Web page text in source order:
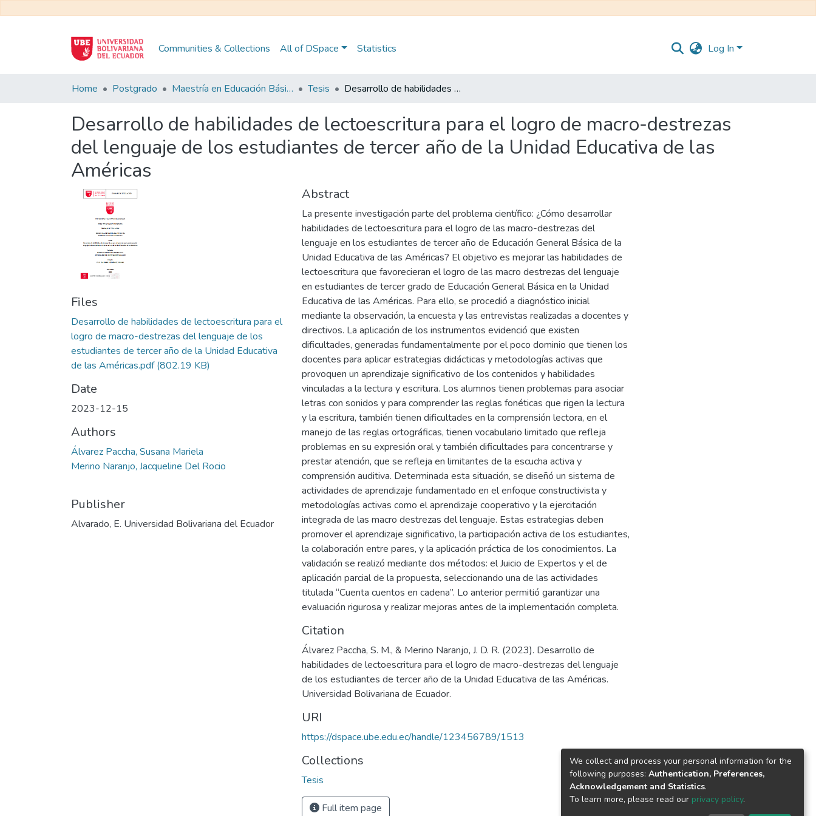
Communities & Collections All of DSpace Statistics Log In
Home Postgrado Maestría en Educación Básica Tesis Desarrollo de habilidades de lectoescritura para el logro de macro-destrezas del lenguaje de los estudiantes de tercer año de la Unidad Educativa de las Américas
Desarrollo de habilidades de lectoescritura para el logro de macro-destrezas
del lenguaje de los estudiantes de tercer año de la Unidad Educativa de las
Américas
Files
Desarrollo de habilidades de lectoescritura para el
logro de macro-destrezas del lenguaje de los
estudiantes de tercer año de la Unidad Educativa
de las Américas.pdf(802.19 KB)
Date
2023-12-15
Authors
Álvarez Paccha, Susana Mariela
Merino Naranjo, Jacqueline Del Rocio
Publisher
Alvarado, E. Universidad Bolivariana del Ecuador
Abstract
La presente investigación parte del problema científico: ¿Cómo desarrollar
habilidades de lectoescritura para el logro de las macro-destrezas del
lenguaje en los estudiantes de tercer año de Educación General Básica de la
Unidad Educativa de las Américas? El objetivo es mejorar las habilidades de
lectoescritura que favorecieran el logro de las macro destrezas del lenguaje
en estudiantes de tercer grado de Educación General Básica en la Unidad
Educativa de las Américas. Para ello, se procedió a diagnóstico inicial
mediante la observación, la encuesta y las entrevistas realizadas a docentes y
directivos. La aplicación de los instrumentos evidenció que existen
dificultades, generadas fundamentalmente por el poco dominio que tienen los
docentes para aplicar estrategias didácticas y metodologías activas que
provoquen un aprendizaje significativo de los contenidos y habilidades
vinculadas a la lectura y escritura. Los alumnos tienen problemas para asociar
letras con sonidos y para comprender las reglas fonéticas que rigen la lectura
y la escritura, también tienen dificultades en la comprensión lectora, en el
manejo de las reglas ortográficas, tienen vocabulario limitado que refleja
problemas en su expresión oral y también dificultades para concentrarse y
prestar atención, que se refleja en limitantes de la escucha activa y
comprensión auditiva. Determinada esta situación, se diseñó un sistema de
actividades de aprendizaje fundamentado en el enfoque constructivista y
metodologías activas como el aprendizaje cooperativo y la ejercitación
integrada de las macro destrezas del lenguaje. Estas estrategias deben
promover el aprendizaje significativo, la participación activa de los estudiantes,
la colaboración entre pares, y la aplicación práctica de los conocimientos. La
validación se realizó mediante dos métodos: el Juicio de Expertos y el de
aplicación parcial de la propuesta, seleccionando una de las actividades
titulada “Cuenta cuentos en cadena”. Lo anterior permitió garantizar una
evaluación rigurosa y realizar mejoras antes de la implementación completa.
Citation
Álvarez Paccha, S. M., & Merino Naranjo, J. D. R. (2023). Desarrollo de
habilidades de lectoescritura para el logro de macro-destrezas del lenguaje
de los estudiantes de tercer año de la Unidad Educativa de las Américas.
Universidad Bolivariana de Ecuador.
URI
https://dspace.ube.edu.ec/handle/123456789/1513
Collections
Tesis
Full item page
We collect and process your personal information for the
following purposes: Authentication, Preferences,
Acknowledgement and Statistics.
To learn more, please read our privacy policy.